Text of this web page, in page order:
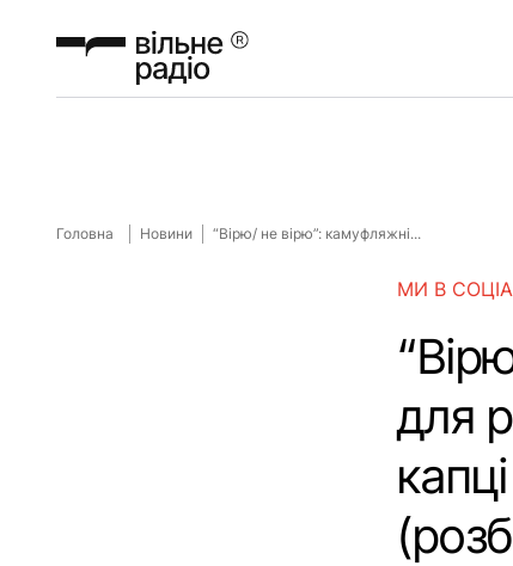
Головна Новини “Вірю/ не вірю”: камуфляжні...
МИ В
для